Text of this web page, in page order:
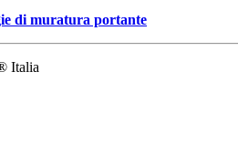
di muratura portante
Italia